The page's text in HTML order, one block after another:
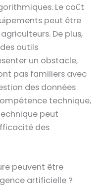
Le coût
peut être
De plus,
outils
un obstacle,
pas familiers avec
des données
technique,
peut
des
peuvent être
artificielle ?